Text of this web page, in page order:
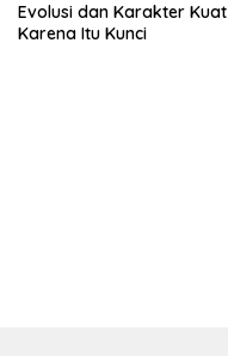
Evolusi dan Karakter Kuat
Karena Itu Kunci